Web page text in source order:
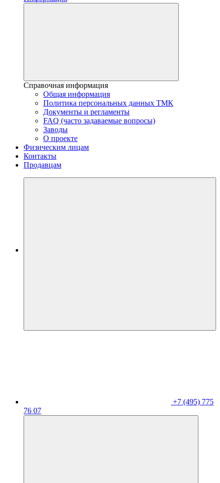
Справочная информация
Общая информация
Политика персональных данных ТМК
Документы и регламенты
FAQ (часто задаваемые вопросы)
Заводы
О проекте
Физическим лицам
Контакты
Продавцам
+7 (495) 775
76 07